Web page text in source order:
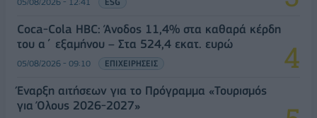
Coca-Cola HBC: Άνοδος 11,4% στα καθαρά κέρδη
του α΄ εξαμήνου – Στα 524,4 εκατ. ευρώ
05/08/2026 - 09:10 ΕΠΙΧΕΙΡΗΣΕΙΣ
Έναρξη αιτήσεων για το Πρόγραμμα «Τουρισμός
για Όλους 2026-2027»